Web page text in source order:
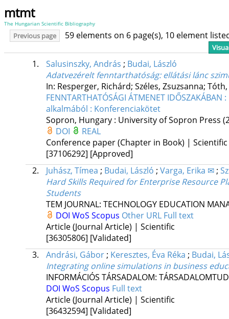
mtmt
The Hungarian Scientific Bibliography
Previous page 59 elements on 6 page(s), 10 element
1. Salusinszky, András ; Budai, László
Adatvezérelt fenntarthatóság: ellátási lánc
In: Resperger, Richárd; Széles, Zsuzsanna;
FENNTARTHATÓSÁGI ÁTMENET
alkalmából : Konferenciakötet
Sopron, Hungary : University of Sopron Press
DOI
REAL
Conference paper (Chapter in Book) | Scientific
[37106292] [Approved]
2.
Juhász, Tímea ; Budai, László ; Varga, Erika ✉;
Hard Skills Required for Enterprise Resource
Students
TEM JOURNAL: TECHNOLOGY EDUCATION
DOI WoS Scopus Other URL Full text
Article (Journal Article) | Scientific
[36305806] [Validated]
3.
Andrási, Gábor; Keresztes, Éva Réka ; Budai,
Integrating online simulations in business
INFORMÁCIÓS TÁRSADALOM:
DOI WoS Scopus Full text
Article (Journal Article) | Scientific
[36432594] [Validated]